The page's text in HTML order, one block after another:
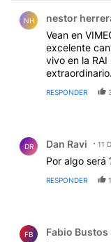
NH nestor
Vean en
excelente
vivo en la
extraordinario.
RESPONDER
DR Dan Ravi 11
Por algo será
RESPONDER 1
FB Fabio Bustos